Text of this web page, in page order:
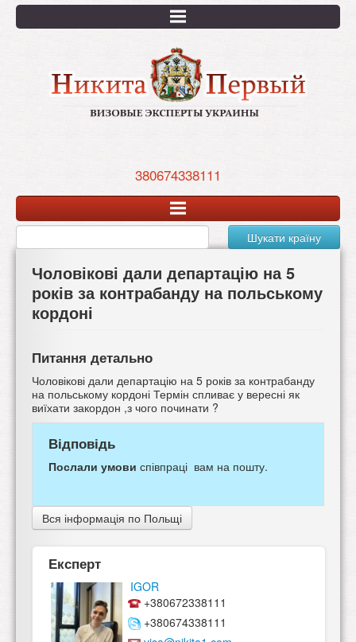
Перейти
основному
380674338111
Шукати країну
Чоловікові дали департацію на 5
років за контрабанду на польському
кордоні
Питання детально
Чоловікові дали департацію на 5 років за контрабанду
на польському кордоні Термін спливає у вересні як
виїхати закордон ,з чого починати ?
Відповідь
Послали умови співпраці вам на пошту.
Вся інформація по Польщі
Експерт
IGOR
+380672338111
+380674338111